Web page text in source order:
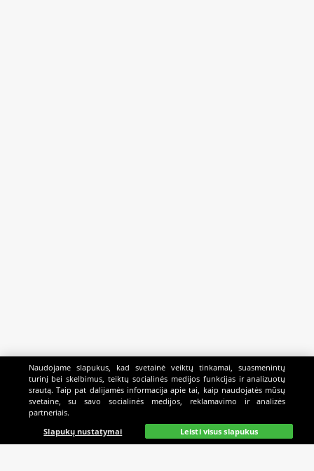
Pagrindinis Gyvai Paieška Mano Kazino
Naudojame slapukus, kad svetainė veiktų tinkamai, suasmenintų
turinį bei skelbimus, teiktų socialinės medijos funkcijas ir analizuotų
srautą. Taip pat dalijamės informacija apie tai, kaip naudojatės mūsų
svetaine, su savo socialinės medijos, reklamavimo ir analizės
partneriais.
Slapukų nustatymai
Leisti visus slapukus